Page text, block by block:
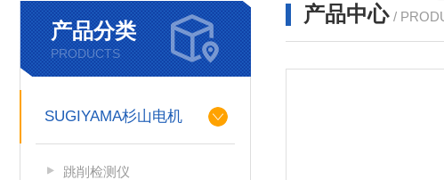
产品分类
PRODUCTS
SUGIYAMA杉山电机
跳削检测仪
产品中心 /